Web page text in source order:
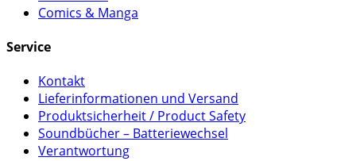
Comics & Manga
Service
Kontakt
Lieferinformationen und Versand
Produktsicherheit / Product Safety
Soundbücher – Batteriewechsel
Verantwortung